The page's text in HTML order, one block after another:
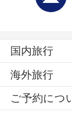
国内旅行
海外旅行
ご予約につ